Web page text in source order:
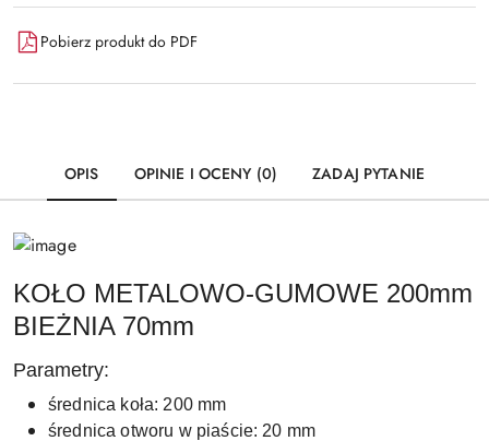
Pobierz produkt do PDF
OPIS OPINIE I OCENY (0) ZADAJ PYTANIE
KOŁO METALOWO-GUMOWE 200mm
BIEŻNIA 70mm
Parametry:
średnica koła: 200 mm
średnica otworu w piaście: 20 mm